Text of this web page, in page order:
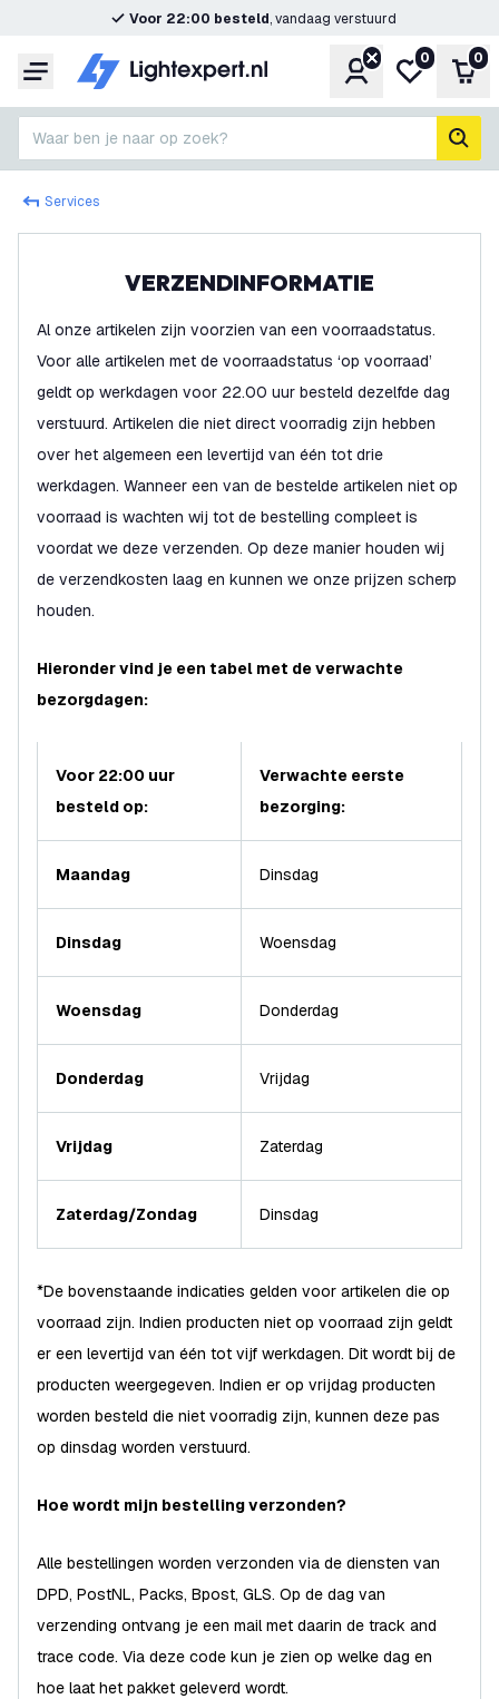
Voor 22:00 besteld, vandaag verstuurd
Menu Account
Mijn
0 0
Waar ben je naar op zoek?
Services
VERZENDINFORMATIE
Al onze artikelen zijn voorzien van een voorraadstatus.
Voor alle artikelen met de voorraadstatus ‘op voorraad’
geldt op werkdagen voor 22.00 uur besteld dezelfde dag
verstuurd. Artikelen die niet direct voorradig zijn hebben
over het algemeen een levertijd van één tot drie
werkdagen. Wanneer een van de bestelde artikelen niet op
voorraad is wachten wij tot de bestelling compleet is
voordat we deze verzenden. Op deze manier houden wij
de verzendkosten laag en kunnen we onze prijzen scherp
houden.
Hieronder vind je een tabel met de verwachte
bezorgdagen:
Voor 22:00 uur
besteld op:
Verwachte eerste
bezorging:
Maandag Dinsdag
Dinsdag Woensdag
Woensdag Donderdag
Donderdag Vrijdag
Vrijdag Zaterdag
Zaterdag/Zondag Dinsdag
*De bovenstaande indicaties gelden voor artikelen die op
voorraad zijn. Indien producten niet op voorraad zijn geldt
er een levertijd van één tot vijf werkdagen. Dit wordt bij de
producten weergegeven. Indien er op vrijdag producten
worden besteld die niet voorradig zijn, kunnen deze pas
op dinsdag worden verstuurd.
Hoe wordt mijn bestelling verzonden?
Alle bestellingen worden verzonden via de diensten van
DPD, PostNL, Packs, Bpost, GLS. Op de dag van
verzending ontvang je een mail met daarin de track and
trace code. Via deze code kun je zien op welke dag en
hoe laat het pakket geleverd wordt.